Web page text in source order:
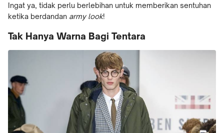
Ingat ya, tidak perlu berlebihan untuk memberikan sentuhan
ketika berdandan army look!
Tak Hanya Warna Bagi Tentara